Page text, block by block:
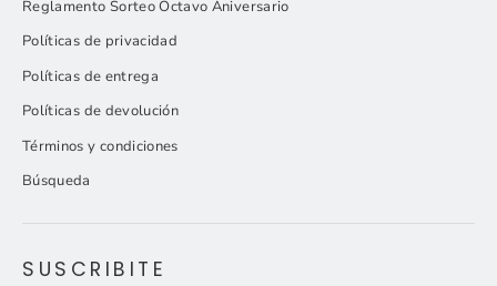
Reglamento Sorteo Octavo Aniversario
Políticas de privacidad
Políticas de entrega
Políticas de devolución
Términos y condiciones
Búsqueda
SUSCRIBITE